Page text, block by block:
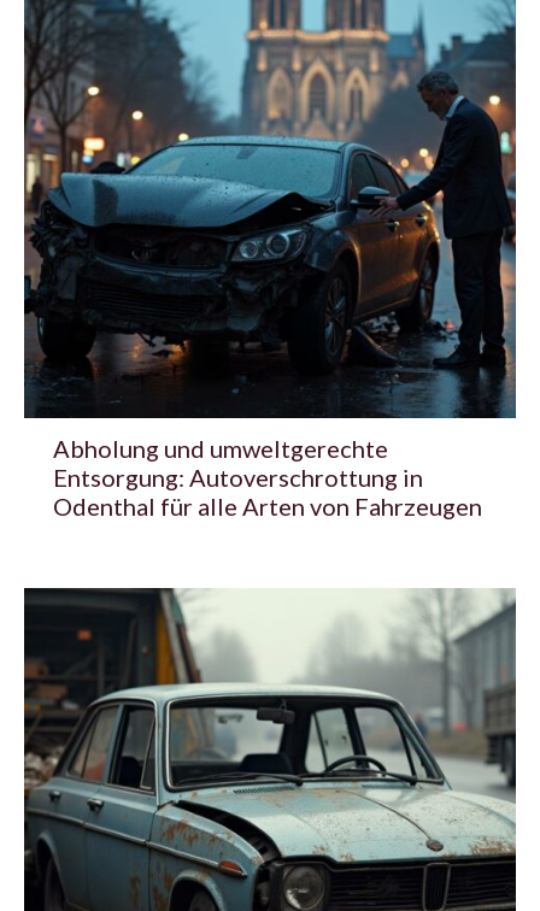
Abholung und umweltgerechte
Entsorgung: Autoverschrottung in
Odenthal für alle Arten von Fahrzeugen